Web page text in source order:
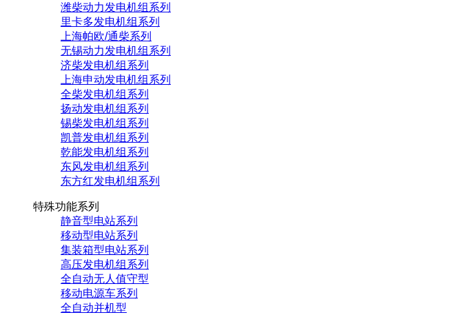
潍柴动力发电机组系列
里卡多发电机组系列
上海帕欧/通柴系列
无锡动力发电机组系列
济柴发电机组系列
上海申动发电机组系列
全柴发电机组系列
扬动发电机组系列
锡柴发电机组系列
凯普发电机组系列
乾能发电机组系列
东风发电机组系列
东方红发电机组系列
特殊功能系列
静音型电站系列
移动型电站系列
集装箱型电站系列
高压发电机组系列
全自动无人值守型
移动电源车系列
全自动并机型